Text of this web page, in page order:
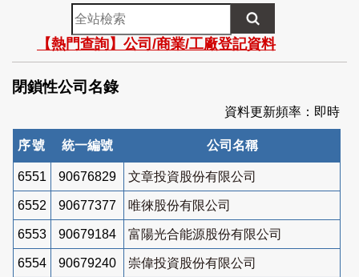
全
站
檢
索
【熱門查詢】公司/商業/工廠登記資料
閉鎖性公司名錄
資料更新頻率：即時
序號 統一編號 公司名稱
6551 90676829 文章投資股份有限公司
6552 90677377 唯徠股份有限公司
6553 90679184 富陽光合能源股份有限公司
6554 90679240 崇偉投資股份有限公司